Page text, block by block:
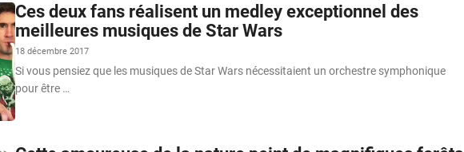
Ces deux fans réalisent un medley exceptionnel des
meilleures musiques de Star Wars
18 décembre 2017
Si vous pensiez que les musiques de Star Wars nécessitaient un orchestre symphonique
pour être …